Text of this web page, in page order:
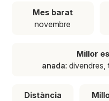
Mes barat
novembre
Millor
anada: divendres,
Distància